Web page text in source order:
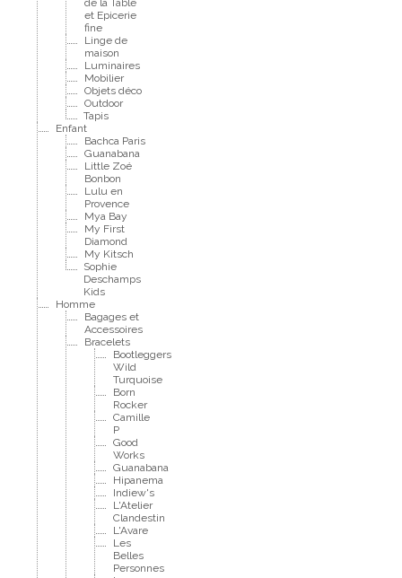
de la Table
et Epicerie
fine
Linge de
maison
Luminaires
Mobilier
Objets déco
Outdoor
Tapis
Enfant
Bachca Paris
Guanabana
Little Zoé
Bonbon
Lulu en
Provence
Mya Bay
My First
Diamond
My Kitsch
Sophie
Deschamps
Kids
Homme
Bagages et
Accessoires
Bracelets
Bootleggers
Wild
Turquoise
Born
Rocker
Camille
P
Good
Works
Guanabana
Hipanema
Indiew's
L'Atelier
Clandestin
L'Avare
Les
Belles
Personnes